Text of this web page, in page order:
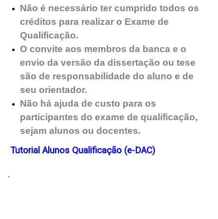
Não é necessário ter cumprido todos os
créditos para realizar o Exame de
Qualificação.
O convite aos membros da banca e o
envio da versão da dissertação ou tese
são de responsabilidade do aluno e de
seu orientador.
Não há ajuda de custo para os
participantes do exame de qualificação,
sejam alunos ou docentes.
Tutorial Alunos Qualificação (e-DAC)
.